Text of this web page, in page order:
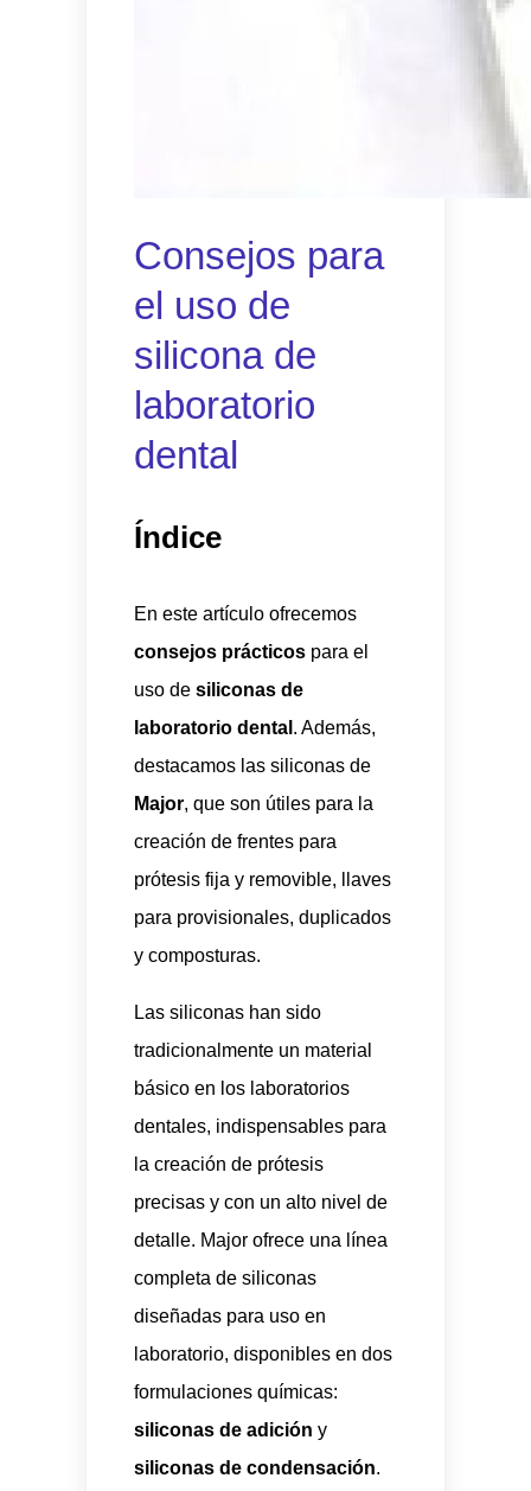
Consejos para
el uso de
silicona de
laboratorio
dental
Índice
En este artículo ofrecemos
consejos prácticospara el
uso de siliconas de
laboratorio dental . Además,
destacamos las siliconas de
Major, que son útiles para la
creación de frentes para
prótesis fija y removible, llaves
para provisionales, duplicados
y composturas.
Las siliconas han sido
tradicionalmente un material
básico en los laboratorios
dentales, indispensables para
la creación de prótesis
precisas y con un alto nivel de
detalle. Major ofrece una línea
completa de siliconas
diseñadas para uso en
laboratorio, disponibles en dos
formulaciones químicas:
siliconas de adición y
siliconas de condensación.